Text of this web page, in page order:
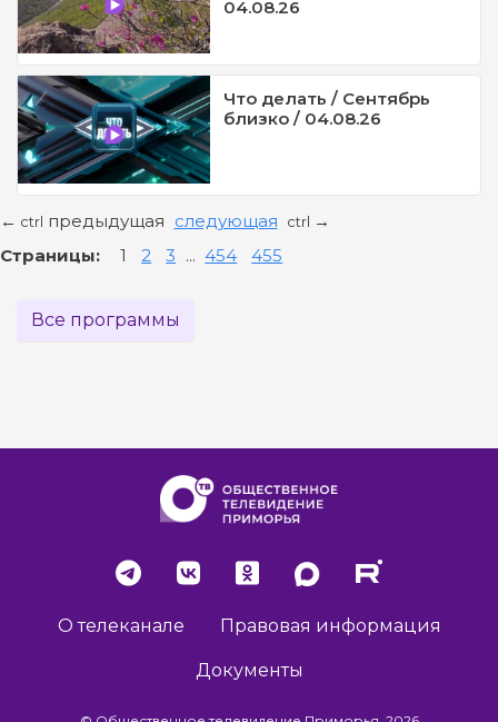
04.08.26
Что делать / Сентябрь
близко / 04.08.26
← ctrl предыдущая следующая ctrl →
Страницы: 1 2 3 ... 454 455
Все программы
О телеканале Правовая информация
Документы